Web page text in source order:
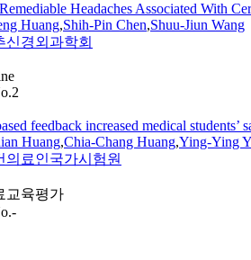
Headaches Associated With
Huang,Shih-Pin Chen,Shuu-Jiun Wang
신경외과학회
feedback increased medical
Huang,Chia-Chang Huang,Ying-Ying
의료인국가시험원
교육평가